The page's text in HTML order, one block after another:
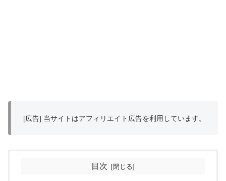
[広告] 当サイトはアフィリエイト広告を利用しています。
目次